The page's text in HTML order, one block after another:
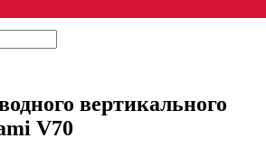
вертикального
V70